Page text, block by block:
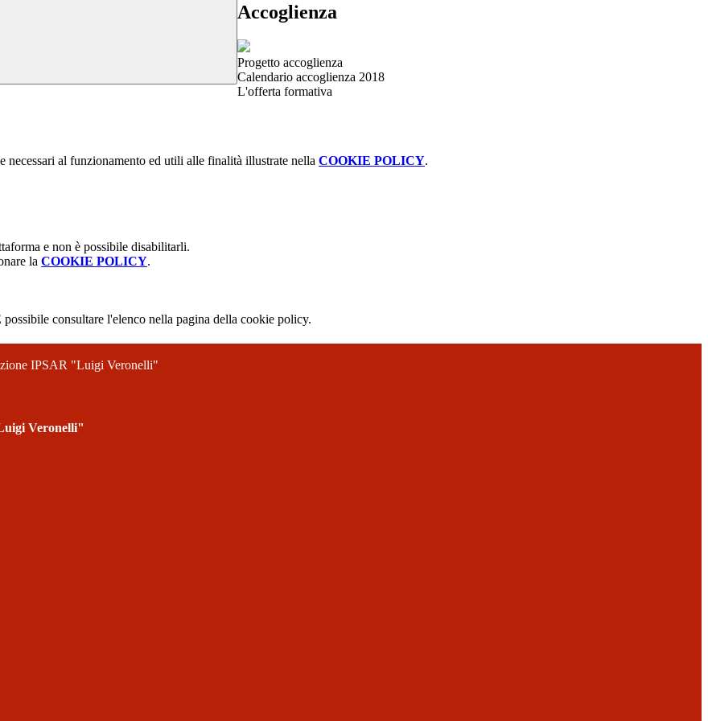
Accoglienza
Progetto accoglienza
Calendario accoglienza 2018
L'offerta formativa
al funzionamento ed utili alle finalità illustrate nella COOKIE POLICY.
e non è possibile disabilitarli.
la COOKIE POLICY.
consultare l'elenco nella pagina della cookie policy.
IPSAR "Luigi Veronelli"
Veronelli"